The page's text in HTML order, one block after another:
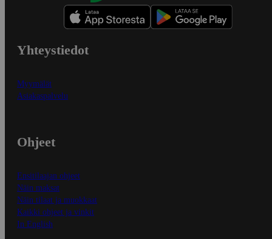
Yhteystiedot
Myymälät
Asiakaspalvelu
Ohjeet
Ensitilaajan ohjeet
Näin maksat
Näin tilaat ja muokkaat
Kaikki ohjeet ja vinkit
In English